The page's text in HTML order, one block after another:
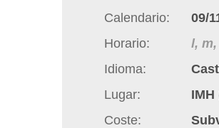
Calendario
09/
Horario
l,
Idioma
Lugar
IMH
Coste